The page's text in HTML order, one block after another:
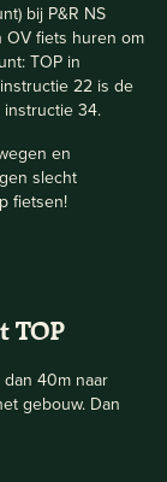
bij P&R NS
OV fiets huren om
TOP in
22 is de
34.
en
slecht
fietsen!
TOP
40m naar
gebouw. Dan